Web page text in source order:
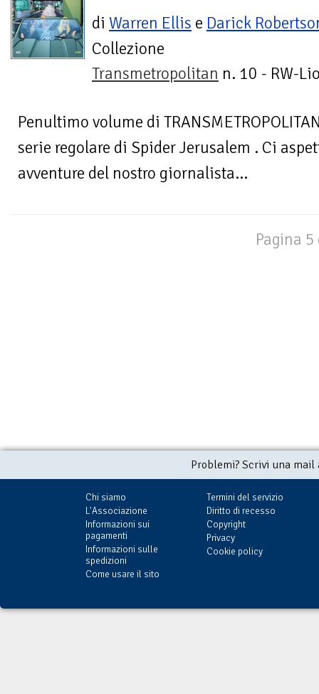
di Warren Ellis e Darick
Collezione
Transmetropolitan n. 10 - RW-
Penultimo volume di
serie regolare di Spider Jerusalem . Ci
avventure del nostro giornalista...
Pagina 5
Problemi? Scrivi una
Chi siamo
L'Associazione
Informazioni sui
pagamenti
Informazioni sulle
spedizioni
Come usare il sito
Termini del servizio
Diritto di recesso
Copyright
Privacy
Cookie policy